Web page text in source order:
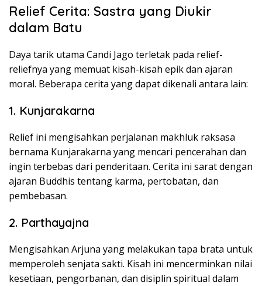
Relief Cerita: Sastra yang Diukir
dalam Batu
Daya tarik utama Candi Jago terletak pada relief-
reliefnya yang memuat kisah-kisah epik dan ajaran
moral. Beberapa cerita yang dapat dikenali antara lain:
1. Kunjarakarna
Relief ini mengisahkan perjalanan makhluk raksasa
bernama Kunjarakarna yang mencari pencerahan dan
ingin terbebas dari penderitaan. Cerita ini sarat dengan
ajaran Buddhis tentang karma, pertobatan, dan
pembebasan.
2. Parthayajna
Mengisahkan Arjuna yang melakukan tapa brata untuk
memperoleh senjata sakti. Kisah ini mencerminkan nilai
kesetiaan, pengorbanan, dan disiplin spiritual dalam